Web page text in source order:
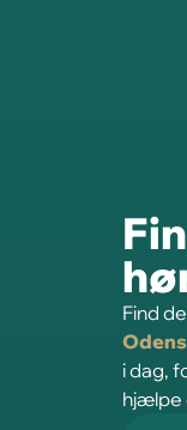
Find
i dag,
hjælpe